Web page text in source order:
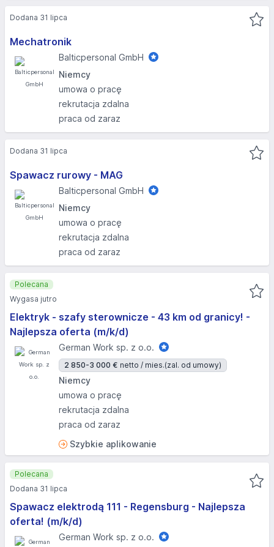
Mechatronik
Balticpersonal GmbH
Niemcy
umowa o pracę
rekrutacja zdalna
praca od zaraz
Dodana 31 lipca
Spawacz rurowy - MAG
Balticpersonal GmbH
Niemcy
umowa o pracę
rekrutacja zdalna
praca od zaraz
Dodana 31 lipca
Elektryk - szafy sterownicze - 43 km od granicy! -
Najlepsza oferta (m/k/d)
German Work sp. z o.o.
2 850-3 000 € netto / mies.(zal. od umowy)
Niemcy
umowa o pracę
rekrutacja zdalna
praca od zaraz
Szybkie aplikowanie
Polecana
Wygasa jutro
Spawacz elektrodą 111 - Regensburg - Najlepsza
oferta! (m/k/d)
German Work sp. z o.o.
Polecana
Dodana 31 lipca